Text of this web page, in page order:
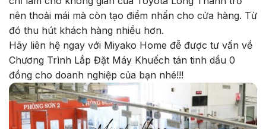
nên thoải mái mà còn tạo điểm nhấn cho cửa hàng. Từ
đó thu hút khách hàng nhiều hơn.
Hãy liên hệ ngay với Miyako Home đễ được tư vấn về
Chương Trình Lắp Đặt Máy Khuếch tán tinh dầu 0
đồng cho doanh nghiệp của bạn nhé!!!